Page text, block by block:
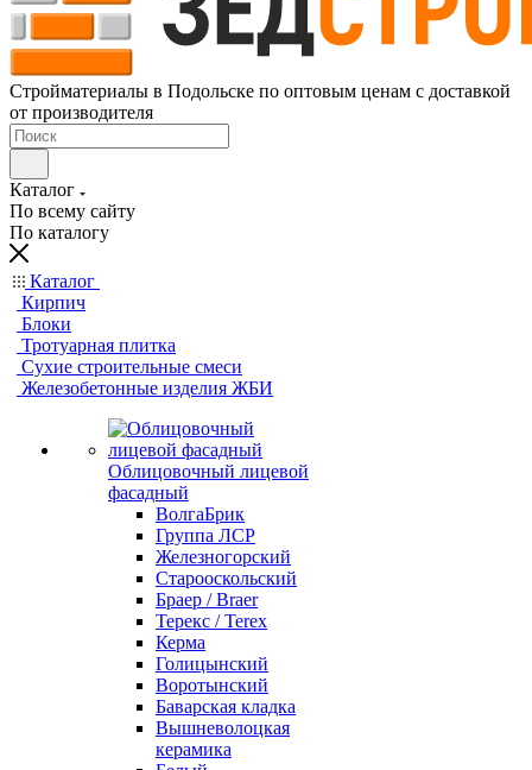
Стройматериалы в Подольске по оптовым ценам с доставкой
от производителя
Каталог
По всему сайту
По каталогу
Каталог
Кирпич
Блоки
Тротуарная плитка
Сухие строительные смеси
Железобетонные изделия ЖБИ
Облицовочный лицевой
фасадный
ВолгаБрик
Группа ЛСР
Железногорский
Старооскольский
Браер / Braer
Терекс / Terex
Керма
Голицынский
Воротынский
Баварская кладка
Вышневолоцкая
керамика